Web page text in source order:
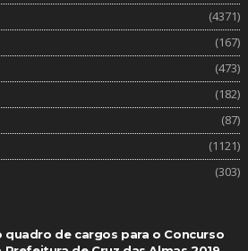
(4371)
(167)
(473)
(182)
(87)
(1121)
(303)
quadro de cargos para o Concurso